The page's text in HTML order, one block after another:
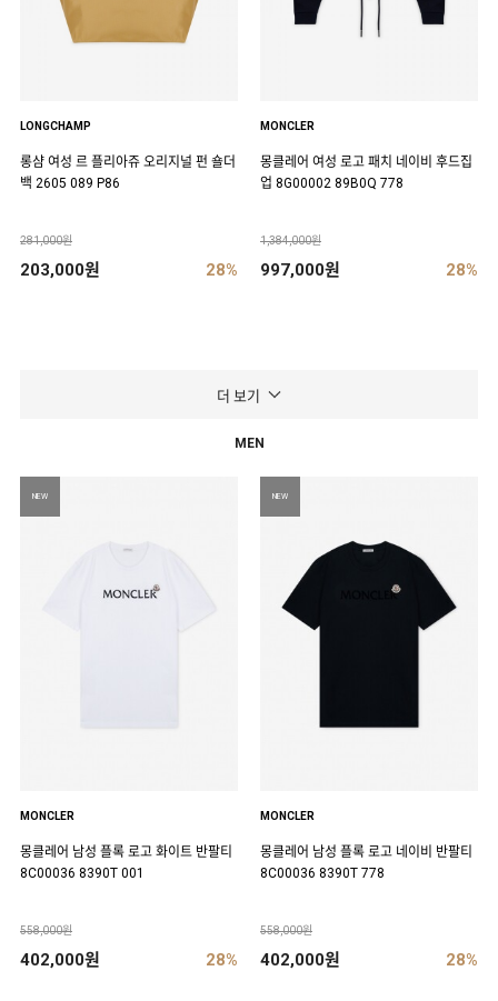
LONGCHAMP
롱샴 여성 르 플리아쥬 오리지널 펀 숄더
백 2605 089 P86
281,000원
203,000원 28%
MONCLER
몽클레어 여성 로고 패치 네이비 후드집
업 8G00002 89B0Q 778
1,384,000원
997,000원 28%
더 보기
MEN
NEW
MONCLER
몽클레어 남성 플록 로고 화이트 반팔티
8C00036 8390T 001
558,000원
402,000원 28%
NEW
MONCLER
몽클레어 남성 플록 로고 네이비 반팔티
8C00036 8390T 778
558,000원
402,000원 28%